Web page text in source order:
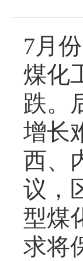
7月
煤化
跌。
增长
西、
议，
型煤
求将